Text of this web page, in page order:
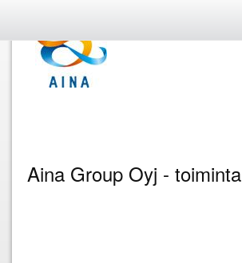
Aina Group Oyj -